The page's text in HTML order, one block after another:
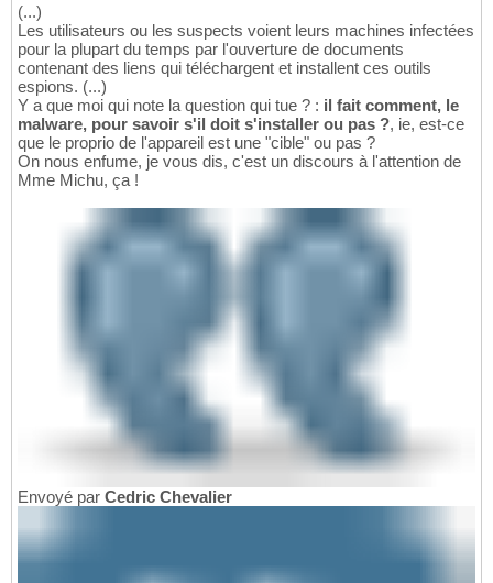
(...)
Les utilisateurs ou les suspects voient leurs machines infectées
pour la plupart du temps par l'ouverture de documents
contenant des liens qui téléchargent et installent ces outils
espions. (...)
Y a que moi qui note la question qui tue ? : il fait comment, le
malware, pour savoir s'il doit s'installer ou pas ?, ie, est-ce
que le proprio de l'appareil est une "cible" ou pas ?
On nous enfume, je vous dis, c'est un discours à l'attention de
Mme Michu, ça !
Envoyé par Cedric Chevalier